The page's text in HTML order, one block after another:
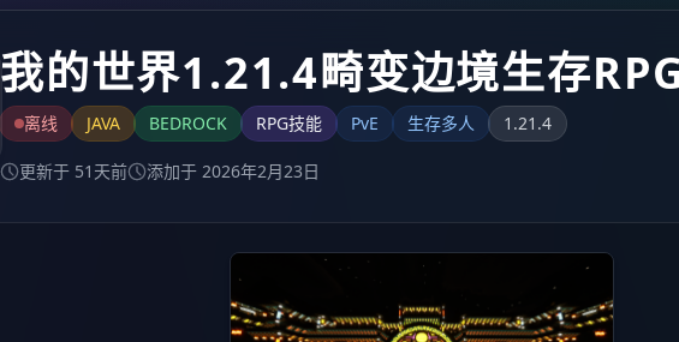
我的世界1.21.4畸变边境生存
离线 JAVA BEDROCK RPG技能 PvE 生存多人 1.21.4
更新于 51天前 添加于 2026年2月23日